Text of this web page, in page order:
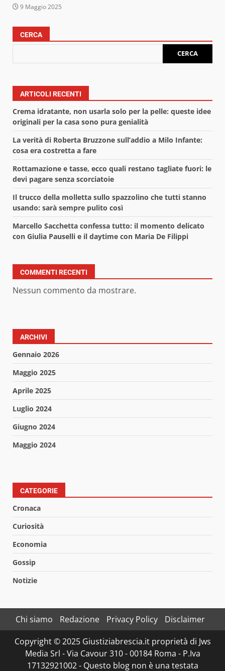
9 Maggio 2025
CERCA
CERCA
ARTICOLI RECENTI
Crema idratante, non usarla solo per la pelle: queste idee
originali per la casa sono pura genialità
La verità di Roberta Bruzzone sull’addio a Milo Infante:
cosa era costretta a fare
Rottamazione e tasse, ecco quali restano tagliate fuori: le
devi pagare senza scorciatoie
Il trucco della molletta sullo spazzolino che tutti stanno
usando: sarà sempre pulito così
Marcello Sacchetta confessa tutto: il momento delicato
con Giulia Pauselli e il daytime con Maria De Filippi
COMMENTI RECENTI
Nessun commento da mostrare.
ARCHIVI
Gennaio 2026
Maggio 2025
Aprile 2025
Luglio 2024
Giugno 2024
Maggio 2024
CATEGORIE
Cronaca
Curiosità
Economia
Gossip
Notizie
Chi siamo Redazione Privacy Policy
Disclaimer
Copyright © 2025 Giustiziabrescia.it proprietà di Jws
Media Srl - Via Cavour 310 - 00184 Roma - P.Iva
17132921002 - Questo blog non è una testata